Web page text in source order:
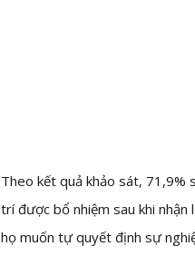
Theo kết quả khảo sát, 71,9%
trí được bổ nhiệm sau khi nhận
họ muốn tự quyết định sự